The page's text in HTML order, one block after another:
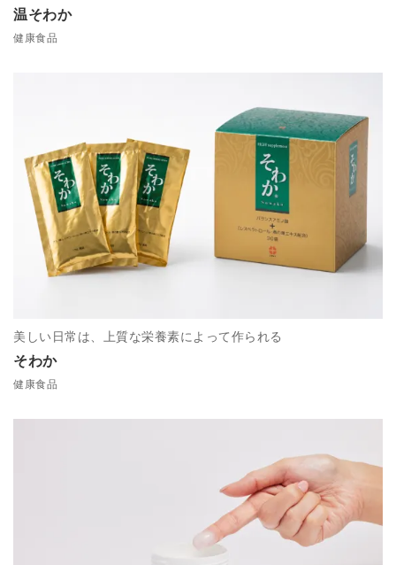
温そわか
健康食品
そわか
美しい日常は、上質な栄養素によって作られる
健康食品